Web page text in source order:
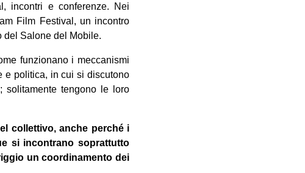
incontri e conferenze. Nei
Film Festival, un incontro
del Salone del Mobile.
funzionano i meccanismi
e politica, in cui si discutono
solitamente tengono le loro
collettivo, anche perché i
si incontrano soprattutto
un coordinamento dei